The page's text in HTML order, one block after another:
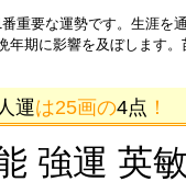
重要な運勢です。生涯を
年期に影響を及ぼします。
人運は25画の4点 ！
強運 英